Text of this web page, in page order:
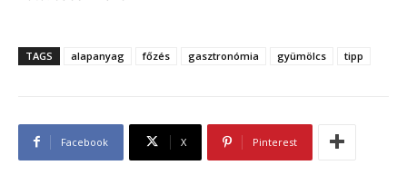
TAGS alapanyag főzés gasztronómia gyümölcs tipp
Facebook X Pinterest